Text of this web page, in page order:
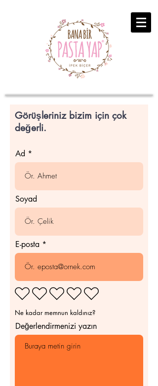
Görüşleriniz bizim için çok
değerli.
Ad
Soyad
E-posta
Ne kadar memnun kaldınız?
Değerlendirmenizi yazın